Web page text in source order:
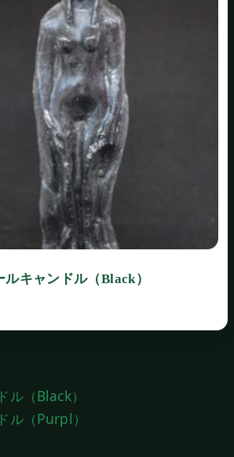
ルキャンドル（Black）
ル（Black）
ル（Purpl）